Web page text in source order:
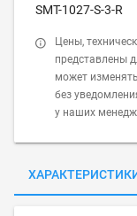
SMT-1027-S-3-R
Цены,
представлены
может
без
у наших